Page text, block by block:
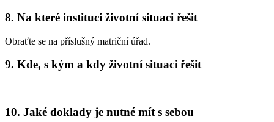
8. Na které instituci životní situaci řešit
Obraťte se na příslušný matriční úřad.
9. Kde, s kým a kdy životní situaci řešit
10. Jaké doklady je nutné mít s sebou